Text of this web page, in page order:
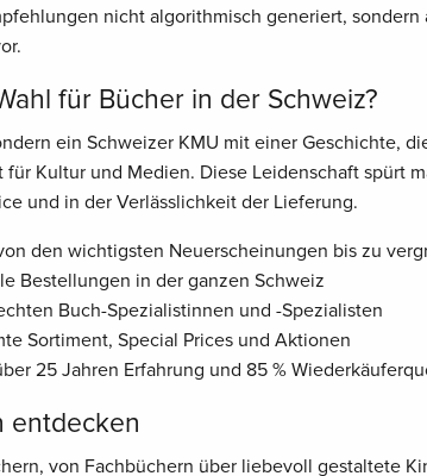
nicht algorithmisch generiert,
für Bücher in der Schweiz?
ein Schweizer KMU mit einer Geschichte,
Kultur und Medien. Diese Leidenschaft spürt
und in der Verlässlichkeit der Lieferung.
den wichtigsten Neuerscheinungen bis zu
Bestellungen in der ganzen Schweiz
Buch-Spezialistinnen und -Spezialisten
Sortiment, Special Prices und Aktionen
25 Jahren Erfahrung und 85 %
entdecken
von Fachbüchern über liebevoll gestaltete